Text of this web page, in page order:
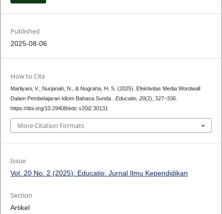
Published
2025-08-06
How to Cite
Marliyani, V., Nurjanah, N., & Nugraha, H. S. (2025). Efektivitas Media Wordwall
Dalam Pembelajaran Idiom Bahasa Sunda . Educatio, 20(2), 327–336.
https://doi.org/10.29408/edc.v20i2.30131
More Citation Formats
Issue
Vol. 20 No. 2 (2025): Educatio: Jurnal Ilmu Kependidikan
Section
Artikel